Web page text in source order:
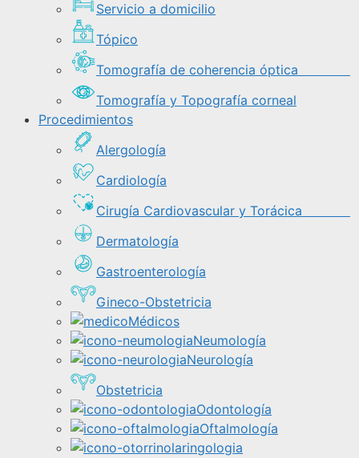
Servicio a domicilio
Tópico
Tomografía de coherencia óptica
Tomografía y Topografía corneal
Procedimientos
Alergología
Cardiología
Cirugía Cardiovascular y Torácica
Dermatología
Gastroenterología
Gineco-Obstetricia
Médicos
Neumología
Neurología
Obstetricia
Odontología
Oftalmología